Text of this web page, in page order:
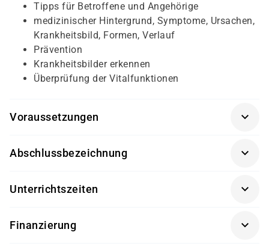
Tipps für Betroffene und Angehörige
medizinischer Hintergrund, Symptome, Ursachen,
Krankheitsbild, Formen, Verlauf
Prävention
Krankheitsbilder erkennen
Überprüfung der Vitalfunktionen
Voraussetzungen
Migrationshintergrund, polizeiliches Führungszeugnis.
aber die Interessenten sollten über folgende
Fähigkeiten verfügen:
Freude an der Arbeit und würdevoller Umgang mit
kranken, alten und pflegebedürftigen Menschen
Abschlussbezeichnung
XI
Unterrichtszeiten
Finanzierung